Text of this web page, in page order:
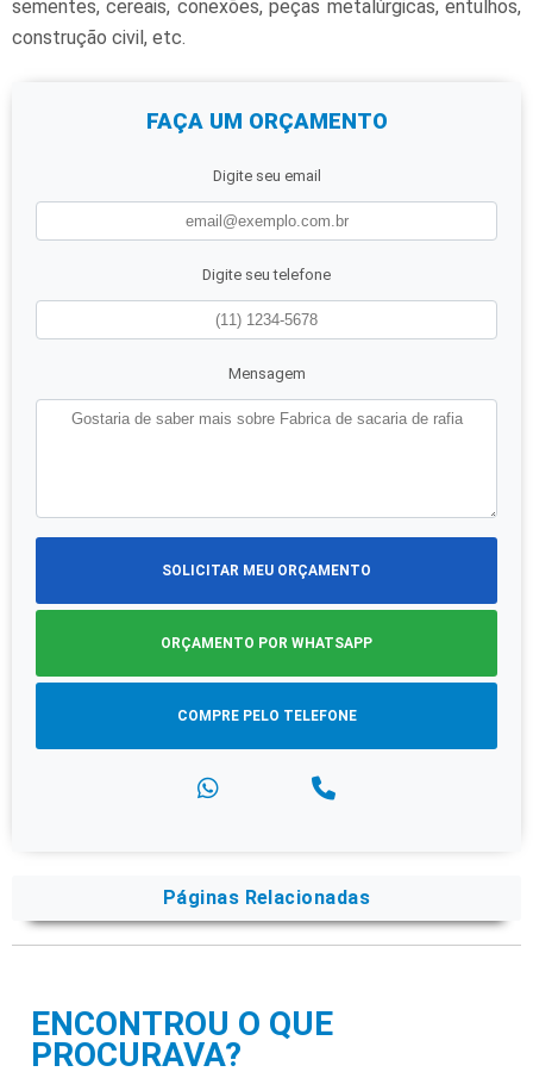
sementes, cereais, conexões, peças metalúrgicas, entulhos,
construção civil, etc.
FAÇA UM ORÇAMENTO
Digite seu email
Digite seu telefone
Mensagem
SOLICITAR MEU ORÇAMENTO
ORÇAMENTO POR WHATSAPP
COMPRE PELO TELEFONE
Páginas Relacionadas
ENCONTROU O QUE
PROCURAVA?